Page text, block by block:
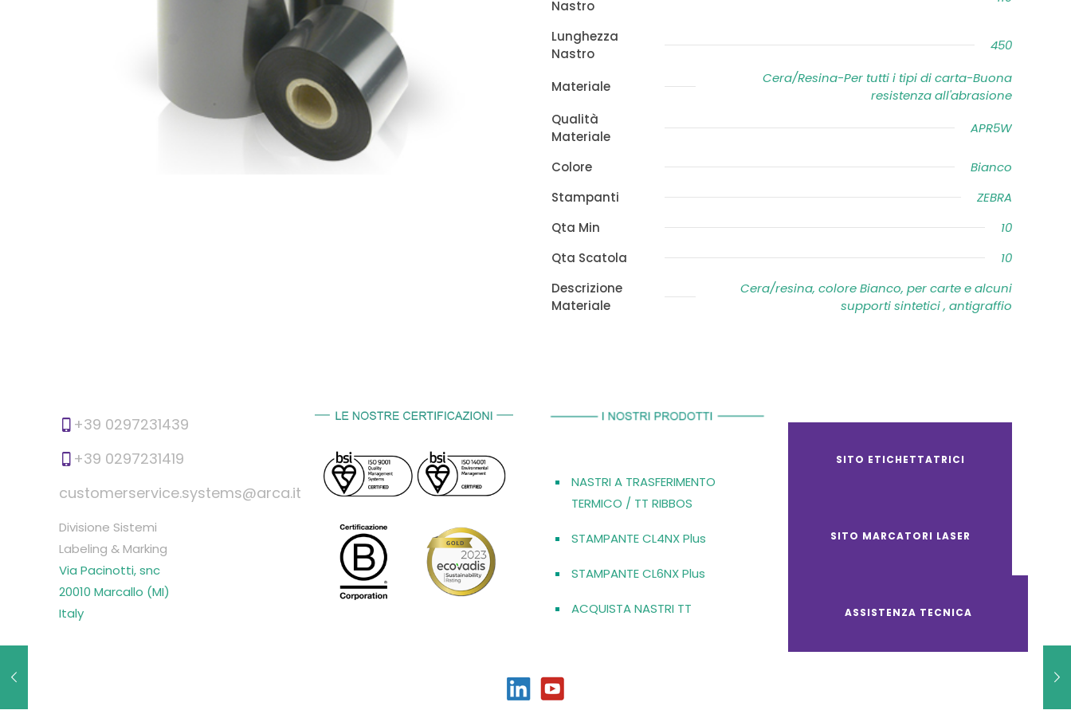
mm
450
mt
Nastro
Lunghezza
Nastro
450
Materiale
Cera/Resina-Per tutti i tipi di carta-Buona
resistenza all'abrasione
Qualità
Materiale
APR5W
Colore
Bianco
Stampanti
ZEBRA
Qta Min
10
Qta Scatola
10
Descrizione
Materiale
Cera/resina, colore Bianco, per carte e alcuni
supporti sintetici , antigraffio
+39 0297231439
+39 0297231419
customerservice.systems@arca.it
Divisione Sistemi
Labeling & Marking
Via Pacinotti, snc
20010 Marcallo (MI)
Italy
NASTRI A TRASFERIMENTO
TERMICO / TT RIBBOS
STAMPANTE CL4NX Plus
STAMPANTE CL6NX Plus
ACQUISTA NASTRI TT
SITO ETICHETTATRICI
SITO MARCATORI LASER
ASSISTENZA TECNICA